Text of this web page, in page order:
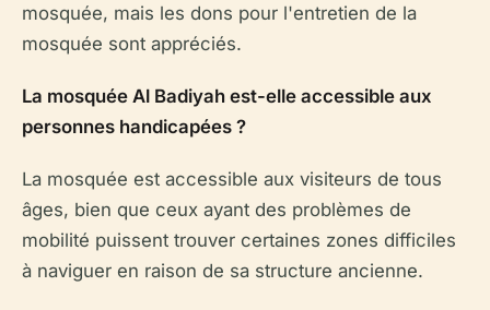
mosquée, mais les dons pour l'entretien de la
mosquée sont appréciés.
La mosquée Al Badiyah est-elle accessible aux
personnes handicapées ?
La mosquée est accessible aux visiteurs de tous
âges, bien que ceux ayant des problèmes de
mobilité puissent trouver certaines zones difficiles
à naviguer en raison de sa structure ancienne.